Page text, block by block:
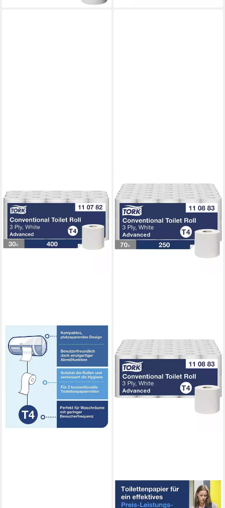
Toilettenpapier Premium (30-
St), 3-lagig, Recyclingpapier,
hochweiß mit Prägung, 250
Blatt/Rolle
49,90 €
lieferbar - in 3-4 Werktagen bei dir
TORK
Toilettenpapier Advanced